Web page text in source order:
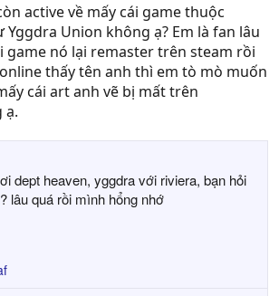
active về mấy cái game thuộc
Yggdra Union không ạ? Em là fan lâu
game nó lại remaster trên steam rồi
thấy tên anh thì em tò mò muốn
cái art anh vẽ bị mất trên
ạ.
dept heaven, yggdra với riviera, bạn hỏi
lâu quá rồi mình hổng nhớ